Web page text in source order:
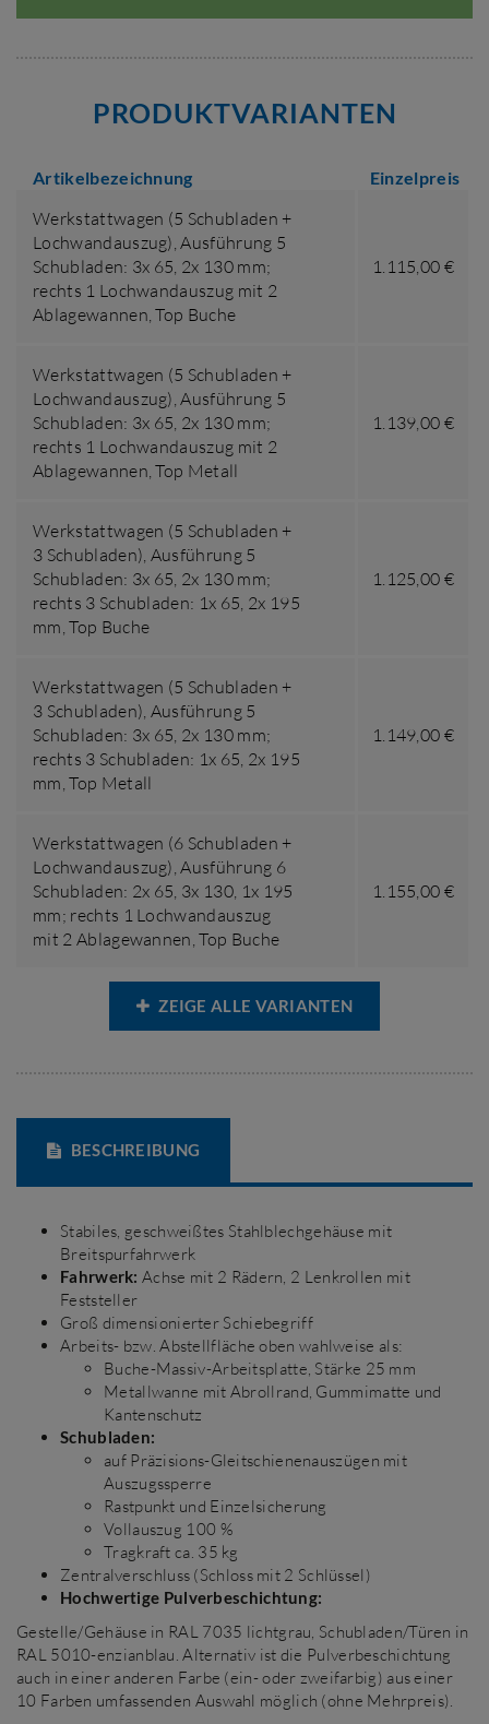
PRODUKTVARIANTEN
Artikelbezeichnung Einzelpreis
Werkstattwagen (5 Schubladen +
Lochwandauszug),Ausführung 5
Schubladen: 3x 65, 2x 130 mm;
rechts 1 Lochwandauszug mit 2
Ablagewannen,Top Buche
1.115,00 €
Werkstattwagen (5 Schubladen +
Lochwandauszug),Ausführung 5
Schubladen: 3x 65, 2x 130 mm;
rechts 1 Lochwandauszug mit 2
Ablagewannen,Top Metall
1.139,00 €
Werkstattwagen (5 Schubladen +
3 Schubladen), Ausführung 5
Schubladen: 3x 65, 2x 130 mm;
rechts 3 Schubladen: 1x 65, 2x 195
mm,Top Buche
1.125,00 €
Werkstattwagen (5 Schubladen +
3 Schubladen), Ausführung 5
Schubladen: 3x 65, 2x 130 mm;
rechts 3 Schubladen: 1x 65, 2x 195
mm,Top Metall
1.149,00 €
Werkstattwagen (6 Schubladen +
Lochwandauszug),Ausführung 6
Schubladen: 2x 65, 3x 130, 1x 195
mm; rechts 1 Lochwandauszug
mit 2 Ablagewannen,Top Buche
1.155,00 €
ZEIGE ALLE VARIANTEN
BESCHREIBUNG
Stabiles, geschweißtes Stahlblechgehäuse mit
Breitspurfahrwerk
Fahrwerk: Achse mit 2 Rädern, 2 Lenkrollen mit
Feststeller
Groß dimensionierter Schiebegriff
Arbeits- bzw. Abstellfläche oben wahlweise als:
Buche-Massiv-Arbeitsplatte, Stärke 25 mm
Metallwanne mit Abrollrand, Gummimatte und
Kantenschutz
Schubladen:
auf Präzisions-Gleitschienenauszügen mit
Auszugssperre
Rastpunkt und Einzelsicherung
Vollauszug 100 %
Tragkraft ca. 35 kg
Zentralverschluss (Schloss mit 2 Schlüssel)
Hochwertige Pulverbeschichtung:
Gestelle/Gehäuse in RAL 7035 lichtgrau, Schubladen/Türen in
RAL 5010-enzianblau. Alternativ ist die Pulverbeschichtung
auch in einer anderen Farbe (ein- oder zweifarbig) aus einer
10 Farben umfassenden Auswahl möglich (ohne Mehrpreis).